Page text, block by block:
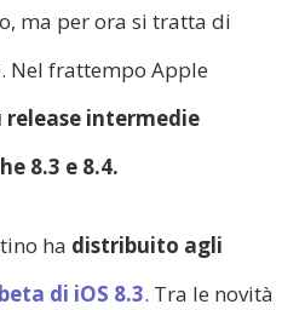
ma per ora si tratta di
Nel frattempo Apple
release intermedie
8.3 e 8.4.
ha distribuito agli
di iOS 8.3. Tra le novità